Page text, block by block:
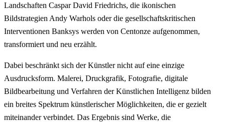
Landschaften Caspar David Friedrichs, die ikonischen
Bildstrategien Andy Warhols oder die gesellschaftskritischen
Interventionen Banksys werden von Centonze aufgenommen,
transformiert und neu erzählt.
Dabei beschränkt sich der Künstler nicht auf eine einzige
Ausdrucksform. Malerei, Druckgrafik, Fotografie, digitale
Bildbearbeitung und Verfahren der Künstlichen Intelligenz bilden
ein breites Spektrum künstlerischer Möglichkeiten, die er gezielt
miteinander verbindet. Das Ergebnis sind Werke, die